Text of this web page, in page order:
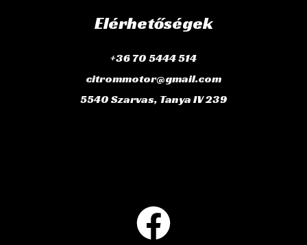
Elérhetőségek
+36 70 5444 514
citrommotor@gmail.com
5540 Szarvas, Tanya IV 239